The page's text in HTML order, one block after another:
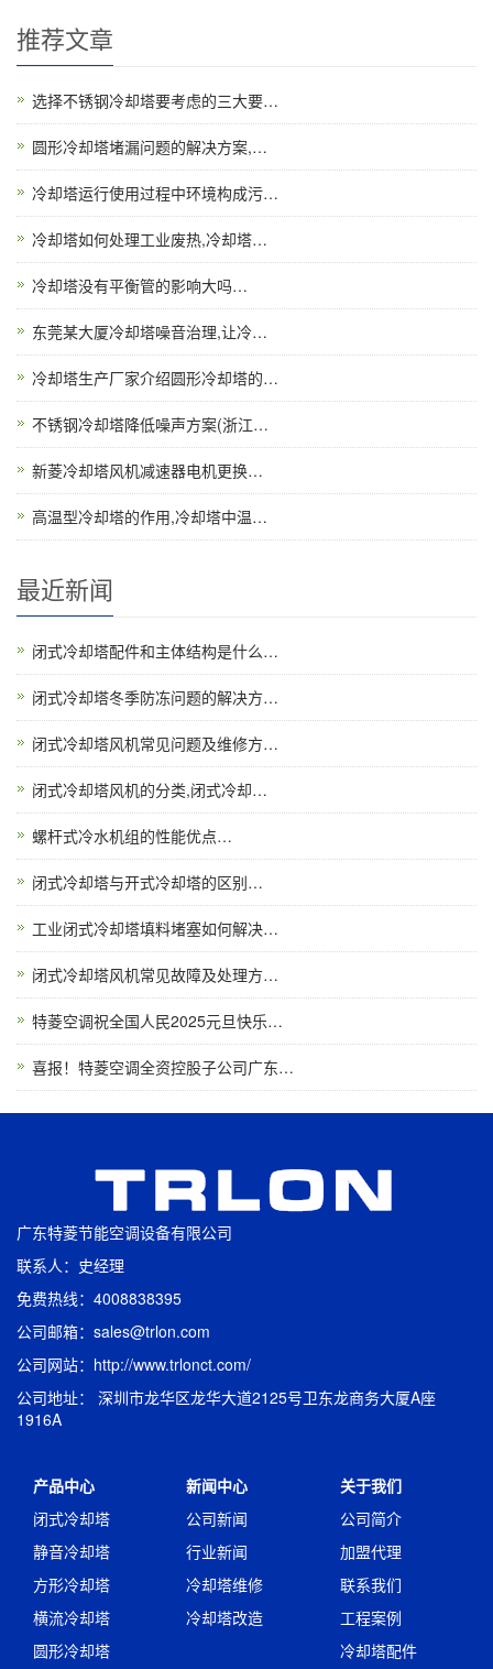
推荐文章
选择不锈钢冷却塔要考虑的三大要…
圆形冷却塔堵漏问题的解决方案,…
冷却塔运行使用过程中环境构成污…
冷却塔如何处理工业废热,冷却塔…
冷却塔没有平衡管的影响大吗…
东莞某大厦冷却塔噪音治理,让冷…
冷却塔生产厂家介绍圆形冷却塔的…
不锈钢冷却塔降低噪声方案(浙江…
新菱冷却塔风机减速器电机更换…
高温型冷却塔的作用,冷却塔中温…
最近新闻
闭式冷却塔配件和主体结构是什么…
闭式冷却塔冬季防冻问题的解决方…
闭式冷却塔风机常见问题及维修方…
闭式冷却塔风机的分类,闭式冷却…
螺杆式冷水机组的性能优点…
闭式冷却塔与开式冷却塔的区别…
工业闭式冷却塔填料堵塞如何解决…
闭式冷却塔风机常见故障及处理方…
特菱空调祝全国人民2025元旦快乐…
喜报！特菱空调全资控股子公司广东…
广东特菱节能空调设备有限公司
联系人：史经理
免费热线：4008838395
公司邮箱：sales@trlon.com
公司网站：http://www.trlonct.com/
公司地址： 深圳市龙华区龙华大道2125号卫东龙商务大厦A座
1916A
产品中心
闭式冷却塔
静音冷却塔
方形冷却塔
横流冷却塔
圆形冷却塔
新闻中心
公司新闻
行业新闻
冷却塔维修
冷却塔改造
关于我们
公司简介
加盟代理
联系我们
工程案例
冷却塔配件